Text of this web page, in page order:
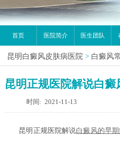
首页 医院简介 医生团队
昆明白癜风皮肤病医院 > 白癜风
昆明正规医院解说白
时间: 2021-11-13
昆明正规医院解说白癜风的早